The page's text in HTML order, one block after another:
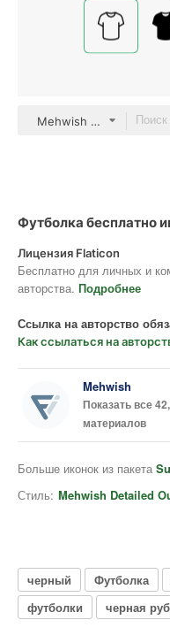
Mehwish Detailed
Футболка бесплатно
Лицензия Flaticon
Бесплатно для личных и
авторства. Подробнее
Ссылка на авторство
Как ссылаться на
Mehwish
Показать все
материалов
Больше иконок из пакета
Стиль: Mehwish Detailed
черный Футболка
футболки
черная